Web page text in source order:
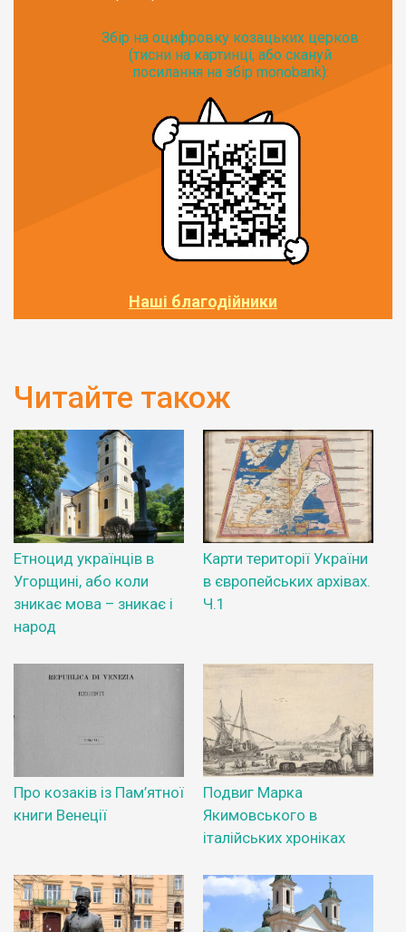
Збір на оцифровку козацьких церков
(тисни на картинці, або скануй
посилання на збір monobank):
Наші благодійники
Читайте також
Етноцид українців в
Угорщині, або коли
зникає мова – зникає і
народ
Карти території України
в європейських архівах.
Ч.1
Про козаків із Пам’ятної
книги Венеції
Подвиг Марка
Якимовського в
італійських хроніках